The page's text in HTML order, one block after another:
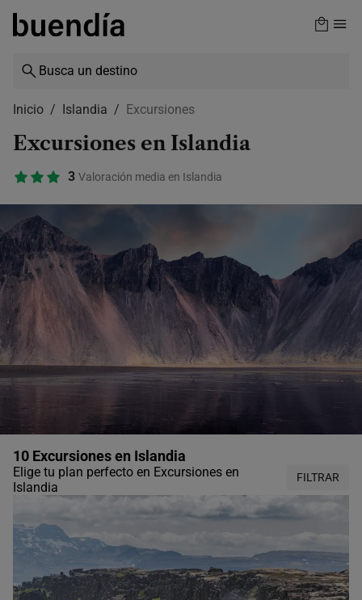
Skip
content
Inicio Islandia Excursiones
Excursiones en Islandia
3 Valoración media en Islandia
10 Excursiones en Islandia
Elige tu plan perfecto en Excursiones en
Islandia
FILTRAR